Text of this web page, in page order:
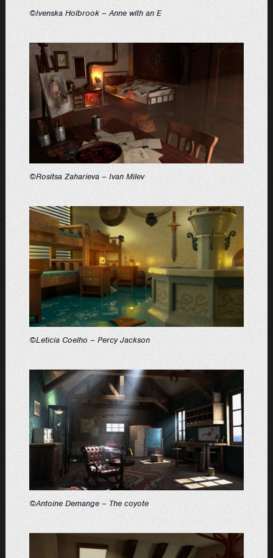
©Ivenska Holbrook – Anne with an E
©Rositsa Zaharieva – Ivan Milev
©Leticia Coelho – Percy Jackson
©Antoine Demange – The coyote